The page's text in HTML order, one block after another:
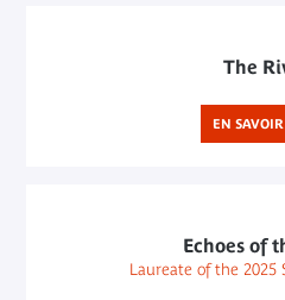
The
EN
Echoes of
Laureate of the 2025